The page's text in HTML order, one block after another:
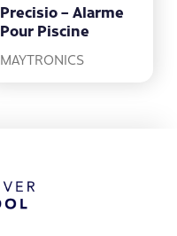
Precisio – Alarme
Pour Piscine
MAYTRONICS